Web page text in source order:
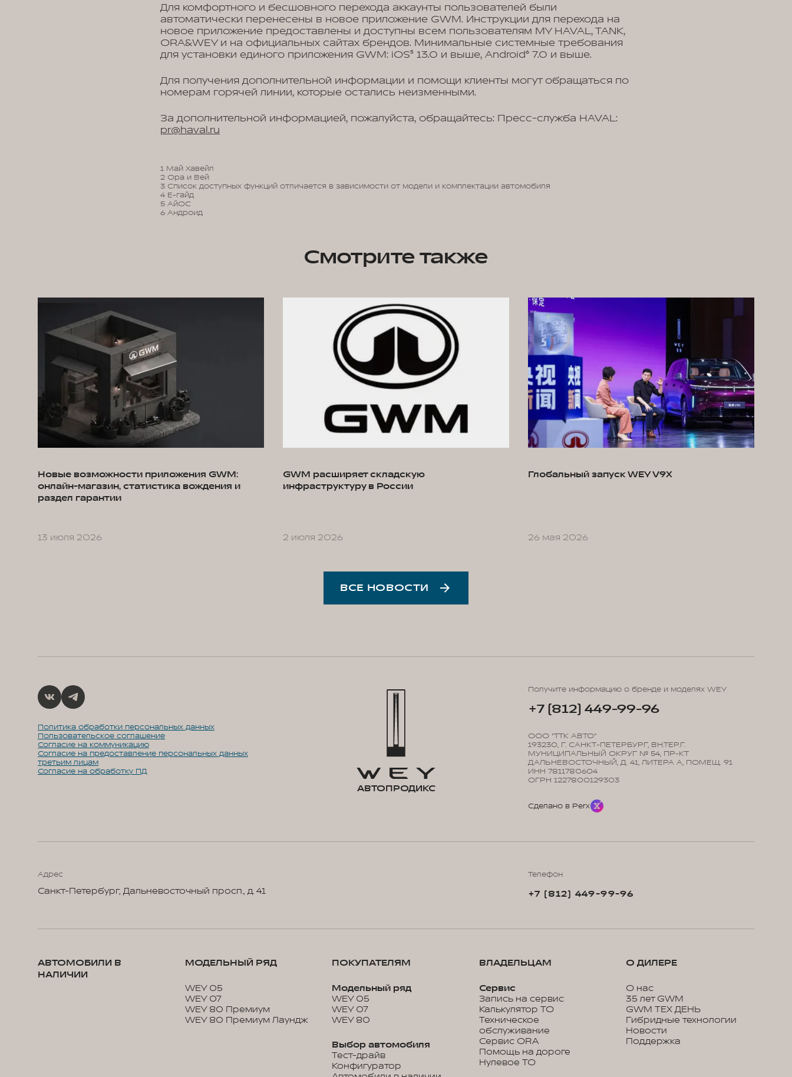
Для комфортного и бесшовного перехода аккаунты пользователей были
автоматически перенесены в новое приложение GWM. Инструкции для перехода на
новое приложение предоставлены и доступны всем пользователям MY HAVAL, TANK,
ORA&WEY и на официальных сайтах брендов. Минимальные системные требования
для установки единого приложения GWM: iOS⁵ 13.0 и выше, Android⁶ 7.0 и выше.
Для получения дополнительной информации и помощи клиенты могут обращаться по
номерам горячей линии, которые остались неизменными.
За дополнительной информацией, пожалуйста, обращайтесь: Пресс-служба HAVAL:
pr@haval.ru
1 Май Хавейл
2 Ора и Вей
3 Список доступных функций отличается в зависимости от модели и комплектации автомобиля
4 Е-гайд
5 АйОС
6 Андроид
Смотрите также
Новые возможности приложения GWM:
онлайн-магазин, статистика вождения и
раздел гарантии
13 июля 2026
GWM расширяет складскую
инфраструктуру в России
2 июля 2026
Глобальный запуск WEY V9X
26 мая 2026
ВСЕ НОВОСТИ
Политика обработки персональных данных
Пользовательское соглашение
Согласие на коммуникацию
Согласие на предоставление персональных данных
третьим лицам
Согласие на обработку ПД
АВТОПРОДИКС
Получите информацию о бренде и моделях WEY
+7 (812) 449-99-96
ООО "ТТК АВТО"
193230, Г. САНКТ-ПЕТЕРБУРГ, ВН.ТЕР.Г.
МУНИЦИПАЛЬНЫЙ ОКРУГ № 54, ПР-КТ
ДАЛЬНЕВОСТОЧНЫЙ, Д. 41, ЛИТЕРА А, ПОМЕЩ. 91
ИНН 7811780604
ОГРН 1227800129303
Сделано в Perx
Адрес
Санкт-Петербург, Дальневосточный просп., д. 41
Телефон
+7 (812) 449-99-96
АВТОМОБИЛИ В
НАЛИЧИИ
МОДЕЛЬНЫЙ РЯД
WEY 05
WEY 07
WEY 80 Премиум
WEY 80 Премиум Лаундж
ПОКУПАТЕЛЯМ
Модельный ряд
WEY 05
WEY 07
WEY 80
Выбор автомобиля
Тест-драйв
Конфигуратор
ВЛАДЕЛЬЦАМ
Сервис
Запись на сервис
Калькулятор ТО
Техническое
обслуживание
Сервис ORA
Помощь на дороге
Нулевое ТО
О ДИЛЕРЕ
О нас
35 лет GWM
GWM ТЕХ ДЕНЬ
Гибридные технологии
Новости
Поддержка